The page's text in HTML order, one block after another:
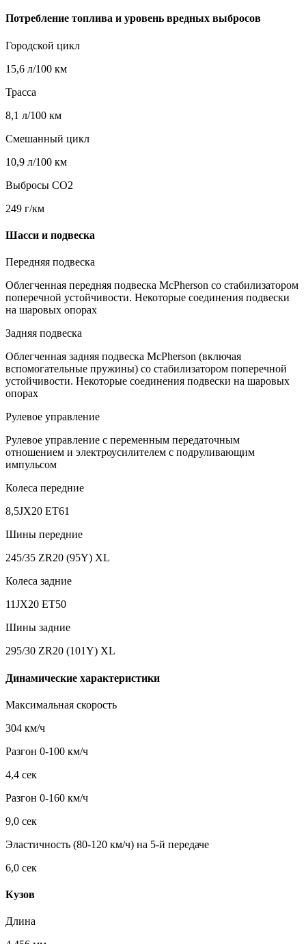
Потребление топлива и уровень вредных выбросов
Городской цикл
15,6 л/100 км
Трасса
8,1 л/100 км
Смешанный цикл
10,9 л/100 км
Выбросы CO2
249 г/км
Шасси и подвеска
Передняя подвеска
Облегченная передняя подвеска McPherson со стабилизатором
поперечной устойчивости. Некоторые соединения подвески
на шаровых опорах
Задняя подвеска
Облегченная задняя подвеска McPherson (включая
вспомогательные пружины) со стабилизатором поперечной
устойчивости. Некоторые соединения подвески на шаровых
опорах
Рулевое управление
Рулевое управление с переменным передаточным
отношением и электроусилителем c подруливающим
импульсом
Колеса передние
8,5JX20 ET61
Шины передние
245/35 ZR20 (95Y) XL
Колеса задние
11JX20 ET50
Шины задние
295/30 ZR20 (101Y) XL
Динамические характеристики
Максимальная скорость
304 км/ч
Разгон 0-100 км/ч
4,4 сек
Разгон 0-160 км/ч
9,0 сек
Эластичность (80-120 км/ч) на 5-й передаче
6,0 сек
Кузов
Длина